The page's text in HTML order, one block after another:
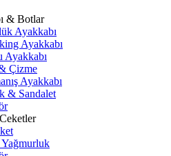
& Botlar
Ayakkabı
Ayakkabı
Ayakkabı
Çizme
Ayakkabı
& Sandalet